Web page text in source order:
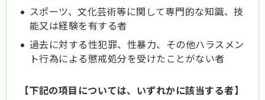
スポーツ、文化芸術等に関して専門的な知識、技
能又は経験を有する者
過去に対する性犯罪、性暴力、その他ハラスメン
ト行為による懲戒処分を受けたことがない者
【下記の項目については、いずれかに該当する者】